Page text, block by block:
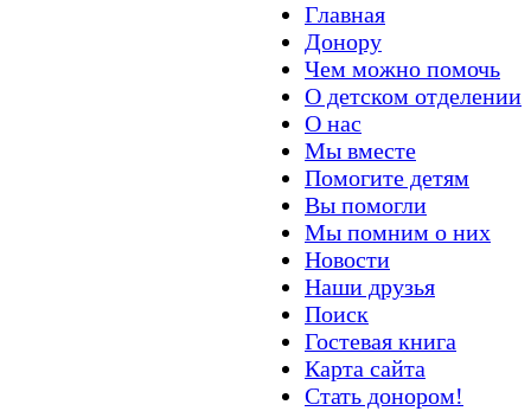
Главная
Донору
Чем можно помочь
О детском отделении
О нас
Мы вместе
Помогите детям
Вы помогли
Мы помним о них
Новости
Наши друзья
Поиск
Гостевая книга
Карта сайта
Стать донором!